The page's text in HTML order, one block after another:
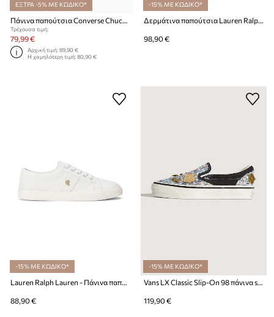
ΕΞΤΡΑ -5% ΜΕ ΚΩΔΙΚΟ*
Πάνινα παπούτσια Converse Chuck 70
Τρέχουσα τιμή:
79,99 €
Αρχική τιμή:89,90 €
Η χαμηλότερη τιμή:80,90 €
-15% ΜΕ ΚΩΔΙΚΟ*
Δερμάτινα παπούτσια Lauren Ralph Lauren NHL Pittsburgh Penguins Janson II
98,90 €
-15% ΜΕ ΚΩΔΙΚΟ*
88,90 €
-15% ΜΕ ΚΩΔΙΚΟ*
119,90 €